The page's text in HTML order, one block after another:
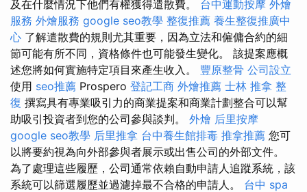
及在什麼情況下他們有權獲得遣散費。 台中運動按摩 外燴
服務 外燴服務 google seo教學 整復推薦 養生整復推廣中
心 了解遣散費的規則尤其重要，因為立法和僱傭合約的細
節可能有所不同，資格條件也可能發生變化。 該提案應概
述您將如何實施特定項目來產生收入。 豐原整骨 公司設立
使用 seo推薦 Prospero 登記工商 外燴推薦 士林 推拿 整
復 撰寫具有專業吸引力的商業提案和商業計劃整合可以幫
助吸引投資者到您的公司參與談判。 外燴 后里按摩
google seo教學 后里推拿 台中養生館排毒 推拿推薦 您可
以將要約視為向外部參與者展示或出售公司的外部文件。
為了處理這些履歷，公司通常依賴自動申請人追蹤系統，該
系統可以篩選履歷並過濾掉最不合格的申請人。 台中 spa